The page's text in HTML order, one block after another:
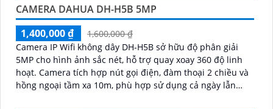
CAMERA DAHUA DH-H5B 5MP
1,400,000 ₫
1,600,000 ₫
Camera IP Wifi không dây DH-H5B sở hữu độ phân giải
5MP cho hình ảnh sắc nét, hỗ trợ quay xoay 360 độ linh
hoạt. Camera tích hợp nút gọi điện, đàm thoại 2 chiều và
hồng ngoại tầm xa 10m, phù hợp sử dụng cả ngày lẫn